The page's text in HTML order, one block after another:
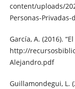
content/uploads/
Personas-
García, A. (2016).
http://
Alejandro.pdf
Guillamondegui, L.